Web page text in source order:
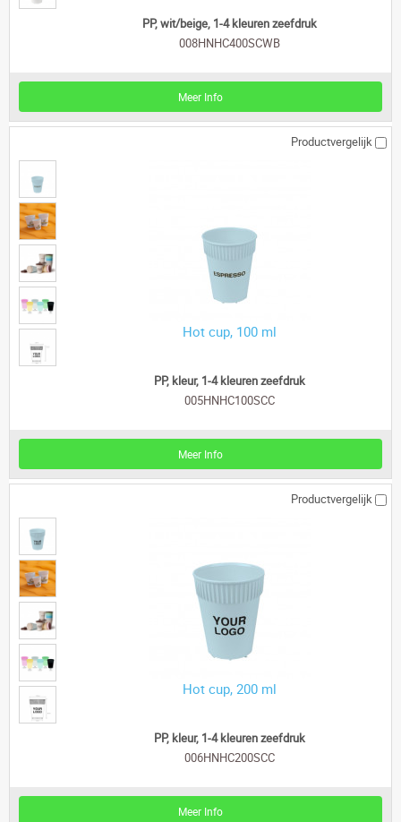
PP, wit/beige, 1-4 kleuren zeefdruk
008HNHC400SCWB
Meer Info
Productvergelijk
Hot cup, 100 ml
PP, kleur, 1-4 kleuren zeefdruk
005HNHC100SCC
Meer Info
Productvergelijk
Hot cup, 200 ml
PP, kleur, 1-4 kleuren zeefdruk
006HNHC200SCC
Meer Info